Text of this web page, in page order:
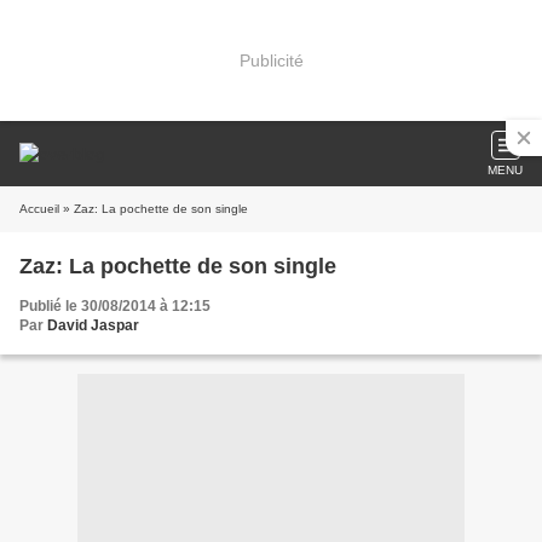
Publicité
MENU
Accueil » Zaz: La pochette de son single
Zaz: La pochette de son single
Publié le 30/08/2014 à 12:15
Par David Jaspar